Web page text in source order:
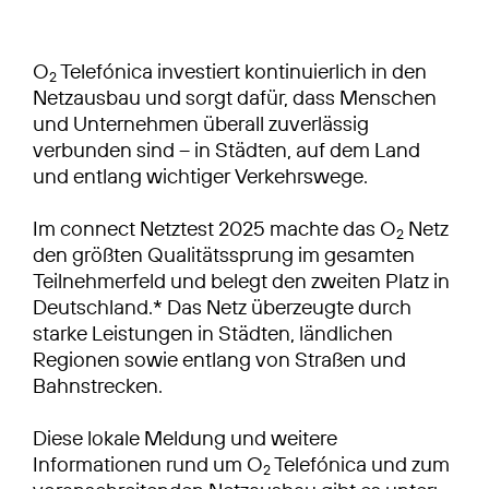
O2Telefónica investiert kontinuierlich in den
Netzausbau und sorgt dafür, dass Menschen
und Unternehmen überall zuverlässig
verbunden sind – in Städten, auf dem Land
und entlang wichtiger Verkehrswege.
Im connect Netztest 2025 machte das O2 Netz
den größten Qualitätssprung im gesamten
Teilnehmerfeld und belegt den zweiten Platz in
Deutschland.* Das Netz überzeugte durch
starke Leistungen in Städten, ländlichen
Regionen sowie entlang von Straßen und
Bahnstrecken.
Diese lokale Meldung und weitere
Informationen rund um O2Telefónica und zum